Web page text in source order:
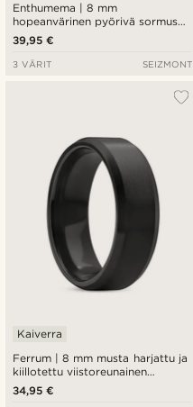
Enthumema | 8 mm
hopeanvärinen pyörivä sormus
harjatusta teräksestä
39,95 €
3 VÄRIT SEIZMONT
Ferrum | 8 mm musta harjattu ja
kiillotettu viistoreunainen
keraaminen sormus
Kaiverra
34,95 €